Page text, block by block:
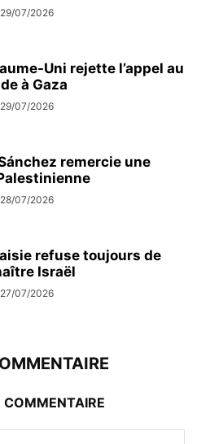
29/07/2026
Uni rejette l’appel au
à Gaza
29/07/2026
remercie une
28/07/2026
refuse toujours de
Israël
27/07/2026
COMMENTAIRE